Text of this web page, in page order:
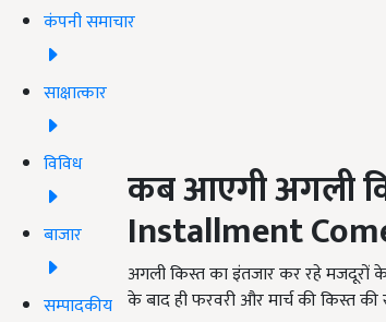
कंपनी समाचार
साक्षात्कार
विविध
बाजार
सम्पादकीय
कब आएगीअगली
Installment
अगली किस्त का इंतजार कर रहे मजदूरों
के बाद ही फरवरी और मार्च की किस्त